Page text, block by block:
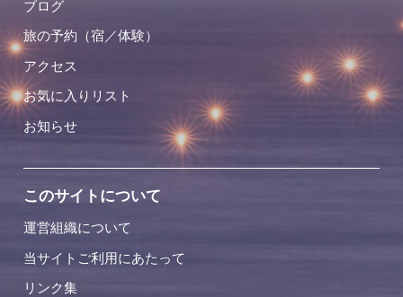
ブログ
旅の予約（宿／体験）
アクセス
お気に入りリスト
お知らせ
このサイトについて
運営組織について
当サイトご利用にあたって
リンク集